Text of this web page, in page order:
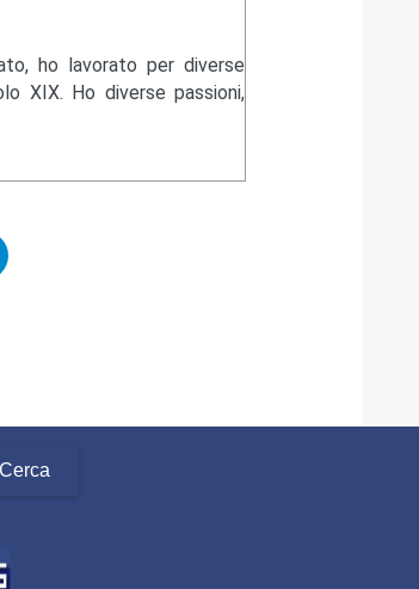
ho lavorato per diverse
XIX. Ho diverse passioni,